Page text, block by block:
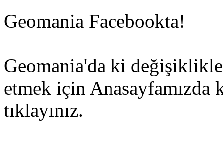
Geomania Facebookta!
Geomania'da ki
etmek için
tıklayınız.